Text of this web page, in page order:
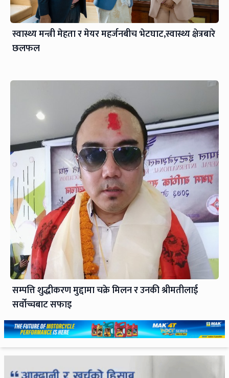
स्वास्थ्य मन्त्री मेहता र मेयर महर्जनबीच भेटघाट,स्वास्थ्य क्षेत्रबारे
छलफल
सम्पत्ति शुद्धीकरण मुद्दामा चक्रे मिलन र उनकी श्रीमतीलाई
सर्वोच्चबाट सफाइ